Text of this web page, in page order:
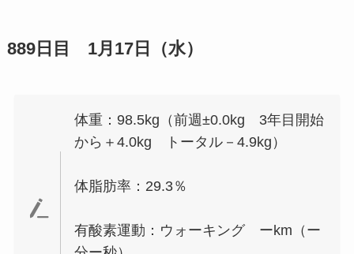
889日目 1月17日（水）
体重：98.5kg（前週±0.0kg 3年目開始
から＋4.0kg トータル－4.9kg）
体脂肪率：29.3％
有酸素運動：ウォーキング ーkm（ー